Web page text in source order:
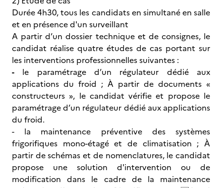
Durée 4h30, tous les candidats en simultané en salle
et en présence d'un surveillant
A partir d’un dossier technique et de consignes, le
candidat réalise quatre études de cas portant sur
les interventions professionnelles suivantes :
- le paramétrage d’un régulateur dédié aux
applications du froid ; À partir de documents «
constructeurs », le candidat vérifie et propose le
paramétrage d’un régulateur dédié aux applications
du froid.
- la maintenance préventive des systèmes
frigorifiques mono-étagé et de climatisation ; À
partir de schémas et de nomenclatures, le candidat
propose une solution d'intervention ou de
modification dans le cadre de la maintenance